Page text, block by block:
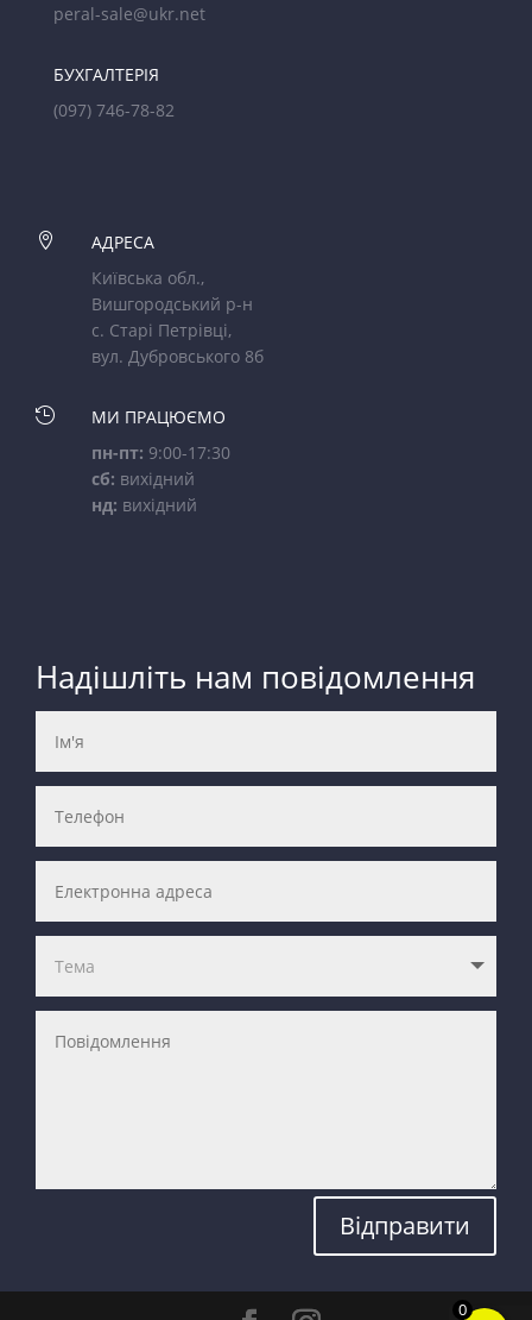
peral-sale@ukr.net
БУХГАЛТЕРІЯ
(097) 746-78-82

АДРЕСА
Київська обл.,
Вишгородський р-н
с. Старі Петрівці,
вул. Дубровського 8б

МИ ПРАЦЮЄМО
пн-пт: 9:00-17:30
сб: вихідний
нд: вихідний
Надішліть нам повідомлення
Відправити
0